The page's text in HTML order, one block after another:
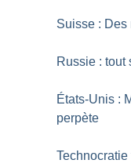
Suisse :
Russie : tout
États-Unis :
perpète